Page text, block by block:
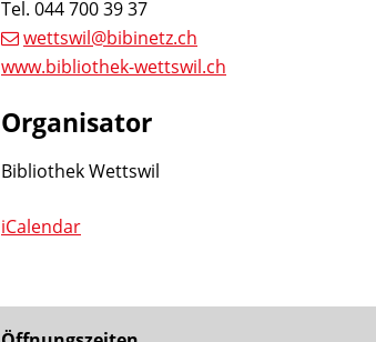
Tel. 044 700 39 37
wettswil@bibinetz.ch
www.bibliothek-wettswil.ch
Organisator
Bibliothek Wettswil
iCalendar